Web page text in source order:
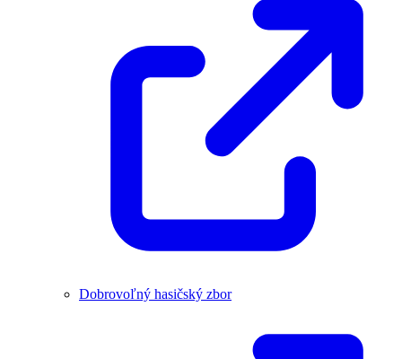
Dobrovoľný hasičský zbor